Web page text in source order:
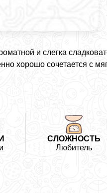
и слегка
хорошо сочетается с
СЛОЖНОСТЬ
Любитель